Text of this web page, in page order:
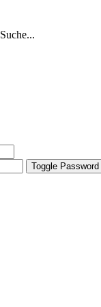
Suche...
Toggle